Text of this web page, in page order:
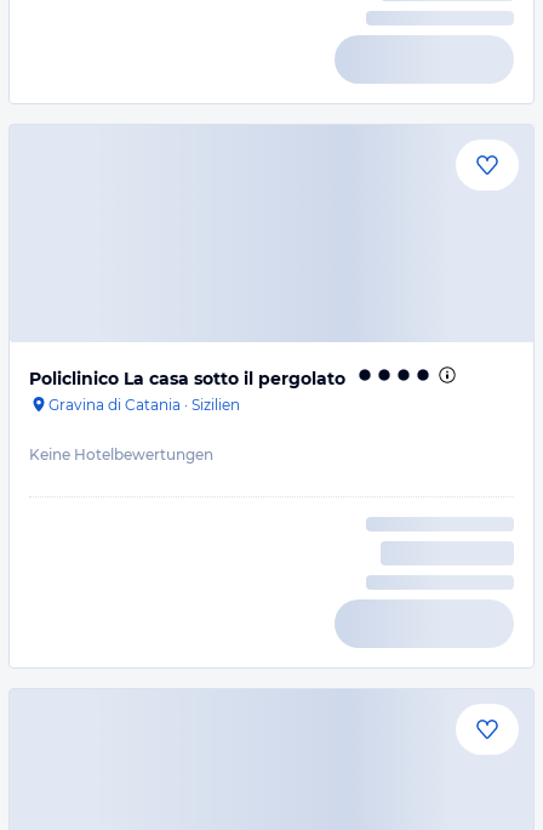
Policlinico La casa sotto il pergolato
Gravina di Catania · Sizilien
Keine Hotelbewertungen